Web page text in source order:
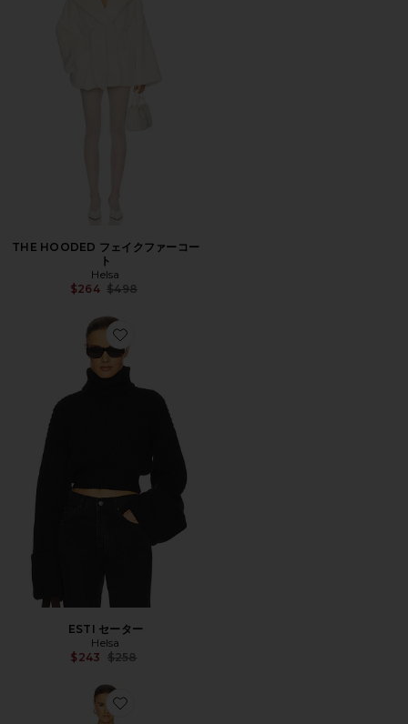
THE HOODED フェイクファーコー
ト
Helsa
$264 Previous price:
$498
Favorite ESTI セーター
ESTI セーター
Helsa
$243 Previous price:
$258
Favorite PHILOMENA ドレス